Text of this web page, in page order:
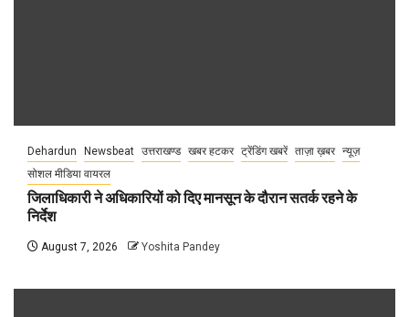
Dehardun Newsbeat उत्तराखण्ड खबर हटकर ट्रेंडिंग खबरें ताज़ा ख़बर न्यूज़
सोशल मीडिया वायरल
जिलाधिकारी ने अधिकारियों को दिए मानसून के दौरान सतर्क रहने के
निर्देश
August 7, 2026 Yoshita Pandey